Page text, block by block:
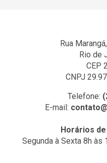
Rua
Rio de
CEP
CNPJ
Telefone:
E-mail:
Horários
Segunda à Sexta 8h às